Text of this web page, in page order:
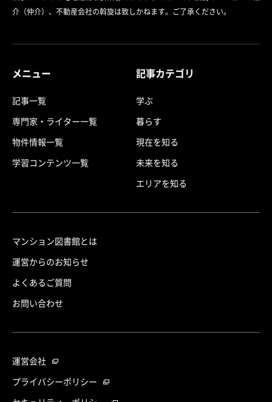
介（仲介）、不動産会社の斡旋は致しかねます。ご了承ください。
メニュー
記事一覧
専門家・ライター一覧
物件情報一覧
学習コンテンツ一覧
記事カテゴリ
学ぶ
暮らす
現在を知る
未来を知る
エリアを知る
マンション図書館とは
運営からのお知らせ
よくあるご質問
お問い合わせ
運営会社
プライバシーポリシー